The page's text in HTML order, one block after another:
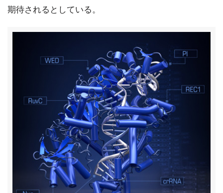
期待されるとしている。